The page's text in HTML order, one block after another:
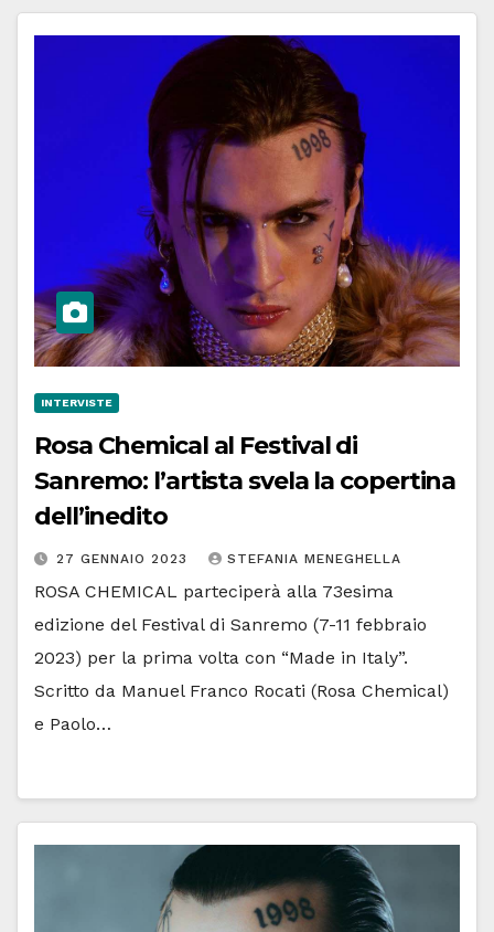
INTERVISTE
Rosa Chemical al Festival di
Sanremo: l’artista svela la copertina
dell’inedito
27 GENNAIO 2023 STEFANIA MENEGHELLA
ROSA CHEMICAL parteciperà alla 73esima
edizione del Festival di Sanremo (7-11 febbraio
2023) per la prima volta con “Made in Italy”.
Scritto da Manuel Franco Rocati (Rosa Chemical)
e Paolo…